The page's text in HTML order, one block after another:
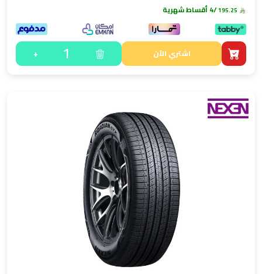
/4 أقساط شهرية
اشتري الآن 1
+